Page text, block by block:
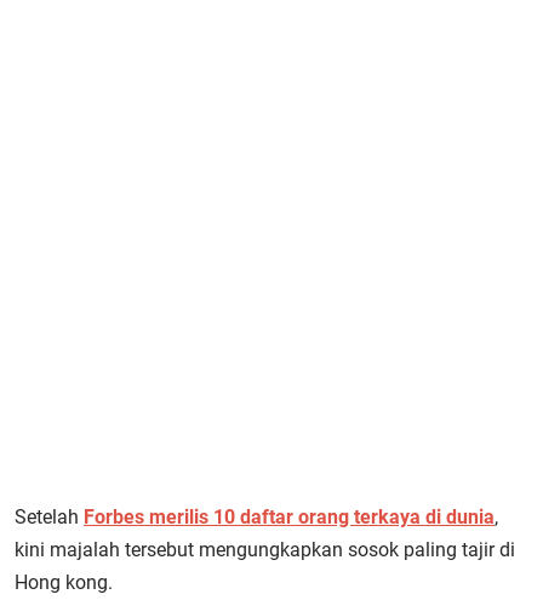
Setelah Forbes merilis 10 daftar orang terkaya di dunia,
kini majalah tersebut mengungkapkan sosok paling tajir di
Hong kong.